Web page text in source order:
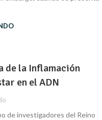
de la Inflamación
en el ADN
de investigadores del Reino